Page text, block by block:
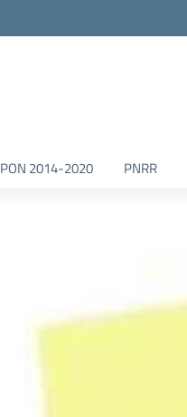
PON 2014-2020 PNRR